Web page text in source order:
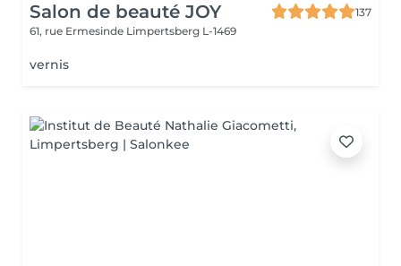
Salon de beauté JOY
137
61, rue Ermesinde Limpertsberg L-1469
vernis